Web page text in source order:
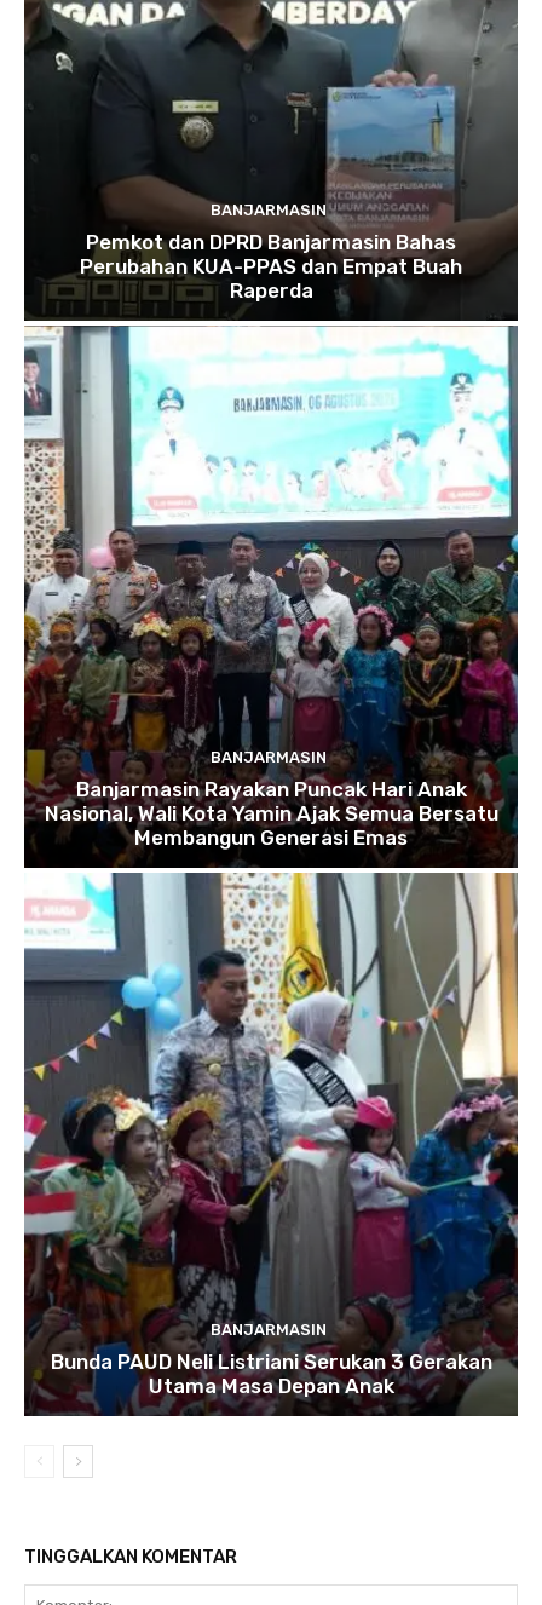
BANJARMASIN
Pemkot dan DPRD Banjarmasin Bahas
Perubahan KUA-PPAS dan Empat Buah
Raperda
BANJARMASIN
Banjarmasin Rayakan Puncak Hari Anak
Nasional, Wali Kota Yamin Ajak Semua Bersatu
Membangun Generasi Emas
BANJARMASIN
Bunda PAUD Neli Listriani Serukan 3 Gerakan
Utama Masa Depan Anak
TINGGALKAN KOMENTAR